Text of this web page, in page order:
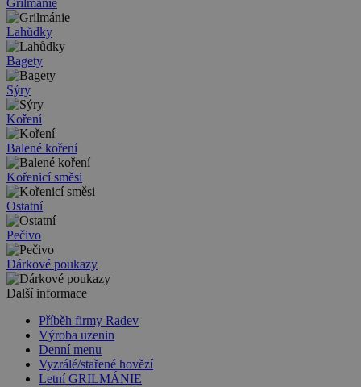
Grilmánie
Lahůdky
Bagety
Sýry
Koření
Balené koření
Kořenicí směsi
Ostatní
Pečivo
Dárkové poukazy
Další informace
Příběh firmy Radev
Výroba uzenin
Denní menu
Vyzrálé/stařené hovězí
Letní GRILMÁNIE